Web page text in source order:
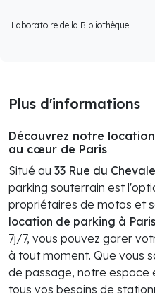
Laboratoire de la Bibliothèque
Plus d'informations
Découvrez notre
au cœur de Paris
Situé au 33 Rue du
parking souterrain est
propriétaires de motos et
location de parking à Paris
7j/7, vous pouvez garer
à tout moment. Que vous
de passage, notre espace
tous vos besoins de